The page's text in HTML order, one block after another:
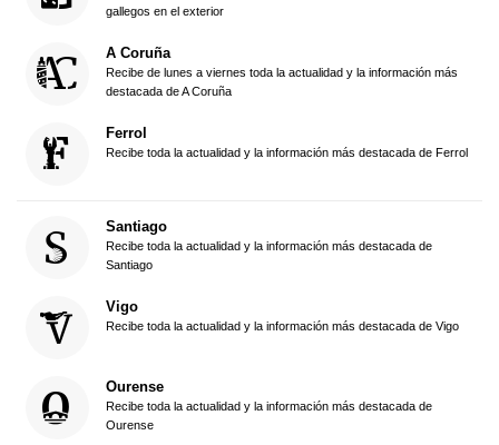
gallegos en el exterior
A Coruña
Recibe de lunes a viernes toda la actualidad y la información más
destacada de A Coruña
Ferrol
Recibe toda la actualidad y la información más destacada de Ferrol
Santiago
Recibe toda la actualidad y la información más destacada de
Santiago
Vigo
Recibe toda la actualidad y la información más destacada de Vigo
Ourense
Recibe toda la actualidad y la información más destacada de
Ourense